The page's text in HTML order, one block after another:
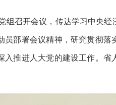
组召开会议，传达学习中央
员部署会议精神，研究贯彻
入推进人大党的建设工作。